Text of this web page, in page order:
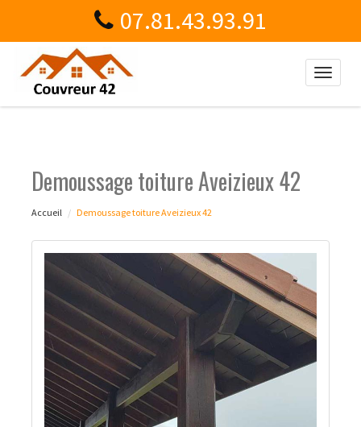
07.81.43.93.91
Toggle
Demoussage toiture Aveizieux 42
Accueil Demoussage toiture Aveizieux 42